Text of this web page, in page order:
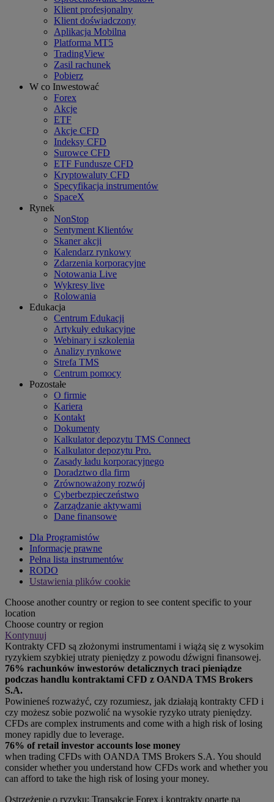
Klient profesjonalny
Klient doświadczony
Aplikacja Mobilna
Platforma MT5
TradingView
Zasil rachunek
Pobierz
W co Inwestować
Forex
Akcje
ETF
Akcje CFD
Indeksy CFD
Surowce CFD
ETF Fundusze CFD
Kryptowaluty CFD
Specyfikacja instrumentów
SpaceX
Rynek
NonStop
Sentyment Klientów
Skaner akcji
Kalendarz rynkowy
Zdarzenia korporacyjne
Notowania Live
Wykresy live
Rolowania
Edukacja
Centrum Edukacji
Artykuły edukacyjne
Webinary i szkolenia
Analizy rynkowe
Strefa TMS
Centrum pomocy
Pozostałe
O firmie
Kariera
Kontakt
Dokumenty
Kalkulator depozytu TMS Connect
Kalkulator depozytu Pro.
Zasady ładu korporacyjnego
Doradztwo dla firm
Zrównoważony rozwój
Cyberbezpieczeństwo
Zarządzanie aktywami
Dane finansowe
Dla Programistów
Informacje prawne
Pełna lista instrumentów
RODO
Ustawienia plików cookie
Choose another country or region to see content specific to your
location
Choose country or region
Kontynuuj
Kontrakty CFD są złożonymi instrumentami i wiążą się z wysokim
ryzykiem szybkiej utraty pieniędzy z powodu dźwigni finansowej.
76% rachunków inwestorów detalicznych traci pieniądze
podczas handlu kontraktami CFD z OANDA TMS Brokers
S.A.
Powinieneś rozważyć, czy rozumiesz, jak działają kontrakty CFD i
czy możesz sobie pozwolić na wysokie ryzyko utraty pieniędzy.
CFDs are complex instruments and come with a high risk of losing
money rapidly due to leverage.
76% of retail investor accounts lose money
when trading CFDs with OANDA TMS Brokers S.A. You should
consider whether you understand how CFDs work and whether you
can afford to take the high risk of losing your money.
Ostrzeżenie o ryzyku: Transakcje Forex i kontrakty oparte na